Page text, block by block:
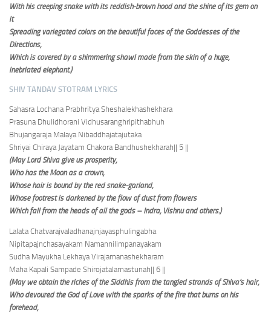
With his creeping snake with its reddish-brown hood and the shine of its gem on
it
Spreading variegated colors on the beautiful faces of the Goddesses of the
Directions,
Which is covered by a shimmering shawl made from the skin of a huge,
inebriated elephant.)
SHIV TANDAV STOTRAM LYRICS
Sahasra Lochana Prabhritya Sheshalekhashekhara
Prasuna Dhulidhorani Vidhusaranghripithabhuh
Bhujangaraja Malaya Nibaddhajatajutaka
Shriyai Chiraya Jayatam Chakora Bandhushekharah|| 5 ||
(May Lord Shiva give us prosperity,
Who has the Moon as a crown,
Whose hair is bound by the red snake-garland,
Whose footrest is darkened by the flow of dust from flowers
Which fall from the heads of all the gods – Indra, Vishnu and others.)
Lalata Chatvarajvaladhanajnjayasphulingabha
Nipitapajnchasayakam Namannilimpanayakam
Sudha Mayukha Lekhaya Virajamanashekharam
Maha Kapali Sampade Shirojatalamastunah|| 6 ||
(May we obtain the riches of the Siddhis from the tangled strands of Shiva’s hair,
Who devoured the God of Love with the sparks of the fire that burns on his
forehead,